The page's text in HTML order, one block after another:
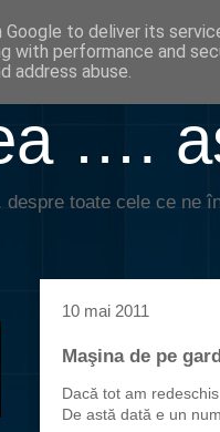
….
despre toate cele ce ne
10 mai 2011
Maşina de pe
Dacă tot am
De astă dată e un
to deliver its
with performance and
address abuse.